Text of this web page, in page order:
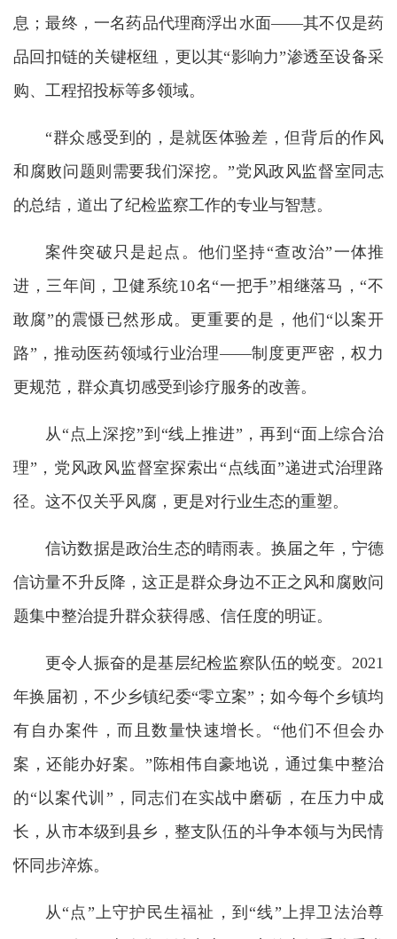
息；最终，一名药品代理商浮出水面——其不仅是药
品回扣链的关键枢纽，更以其“影响力”渗透至设备采
购、工程招投标等多领域。
“群众感受到的，是就医体验差，但背后的作风
和腐败问题则需要我们深挖。”党风政风监督室同志
的总结，道出了纪检监察工作的专业与智慧。
案件突破只是起点。他们坚持“查改治”一体推
进，三年间，卫健系统10名“一把手”相继落马，“不
敢腐”的震慑已然形成。更重要的是，他们“以案开
路”，推动医药领域行业治理——制度更严密，权力
更规范，群众真切感受到诊疗服务的改善。
从“点上深挖”到“线上推进”，再到“面上综合治
理”，党风政风监督室探索出“点线面”递进式治理路
径。这不仅关乎风腐，更是对行业生态的重塑。
信访数据是政治生态的晴雨表。换届之年，宁德
信访量不升反降，这正是群众身边不正之风和腐败问
题集中整治提升群众获得感、信任度的明证。
更令人振奋的是基层纪检监察队伍的蜕变。2021
年换届初，不少乡镇纪委“零立案”；如今每个乡镇均
有自办案件，而且数量快速增长。“他们不但会办
案，还能办好案。”陈相伟自豪地说，通过集中整治
的“以案代训”，同志们在实战中磨砺，在压力中成
长，从市本级到县乡，整支队伍的斗争本领与为民情
怀同步淬炼。
从“点”上守护民生福祉，到“线”上捍卫法治尊